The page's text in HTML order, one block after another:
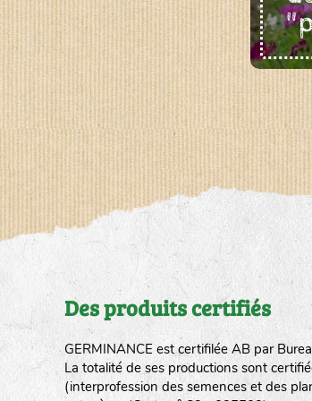
Des produits certifiés
GERMINANCE est certifilée AB par
La totalité de ses productions sont
(interprofession des semences et des